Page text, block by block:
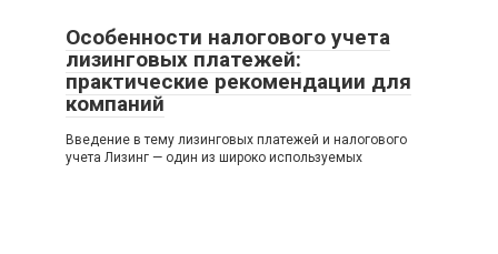
Особенности налогового учета
лизинговых платежей:
практические рекомендации для
компаний
Введение в тему лизинговых платежей и налогового
учета Лизинг — один из широко используемых